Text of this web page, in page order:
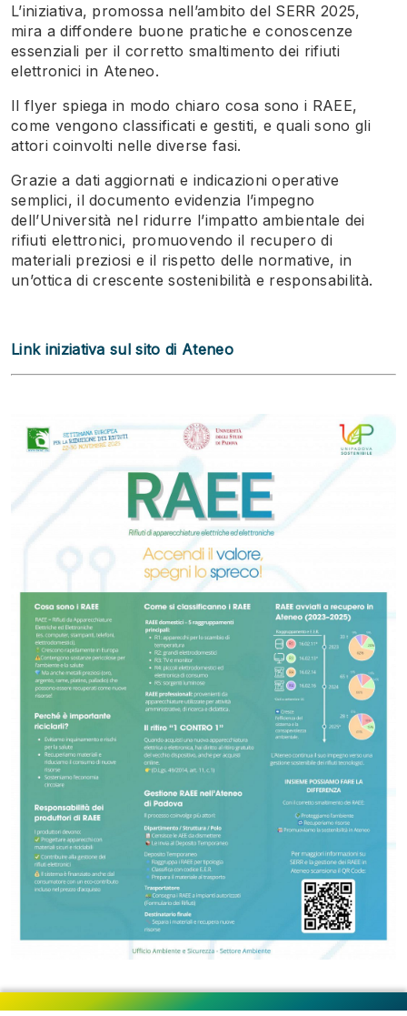
L’iniziativa, promossa nell’ambito del SERR 2025,
mira a diffondere buone pratiche e conoscenze
essenziali per il corretto smaltimento dei rifiuti
elettronici in Ateneo.
Il flyer spiega in modo chiaro cosa sono i RAEE,
come vengono classificati e gestiti, e quali sono gli
attori coinvolti nelle diverse fasi.
Grazie a dati aggiornati e indicazioni operative
semplici, il documento evidenzia l’impegno
dell’Università nel ridurre l’impatto ambientale dei
rifiuti elettronici, promuovendo il recupero di
materiali preziosi e il rispetto delle normative, in
un’ottica di crescente sostenibilità e responsabilità.
Link iniziativa sul sito di Ateneo